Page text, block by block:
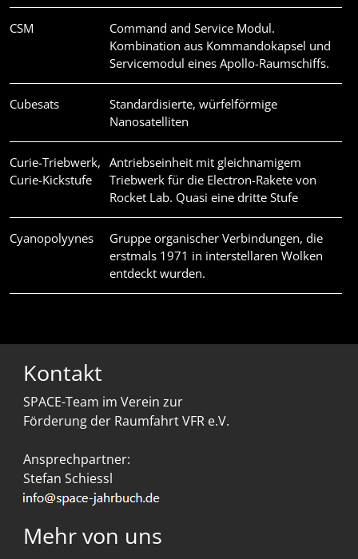
CSM
Command and Service Modul.
Kombination aus Kommandokapsel und
Servicemodul eines Apollo-Raumschiffs.
Cubesats
Standardisierte, würfelförmige
Nanosatelliten
Curie-Triebwerk,
Curie-Kickstufe
Antriebseinheit mit gleichnamigem
Triebwerk für die Electron-Rakete von
Rocket Lab. Quasi eine dritte Stufe
Cyanopolyynes
Gruppe organischer Verbindungen, die
erstmals 1971 in interstellaren Wolken
entdeckt wurden.
Kontakt
SPACE-Team im Verein zur
Förderung der Raumfahrt VFR e.V.
Ansprechpartner:
Stefan Schiessl
Mehr von uns